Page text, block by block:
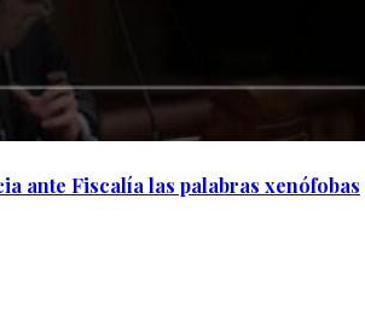
ante Fiscalía las palabras xenófobas